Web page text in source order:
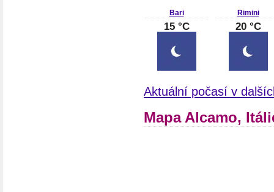
Bari
15 °C
Rimini
20 °C
Aktuální počasí v
Mapa Alcamo,